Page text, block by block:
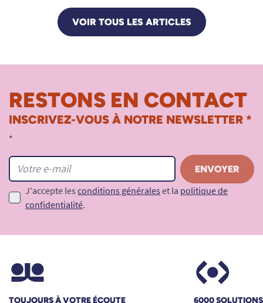
VOIR TOUS LES ARTICLES
RESTONS EN CONTACT
INSCRIVEZ-VOUS À NOTRE NEWSLETTER *
*
J'accepte les conditions générales et la politique de
confidentialité.
TOUJOURS À VOTRE ÉCOUTE 6000